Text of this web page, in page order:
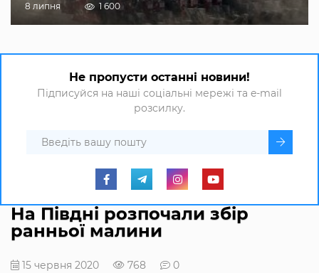
8 липня 1 600
Не пропусти останні новини!
Підписуйся на наші соціальні мережі та e-mail
розсилку.
На Півдні розпочали збір
ранньої малини
15 червня 2020 768 0